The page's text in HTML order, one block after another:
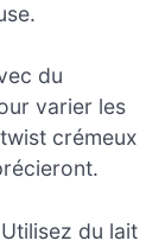
du
varier les
crémeux
Utilisez du lait